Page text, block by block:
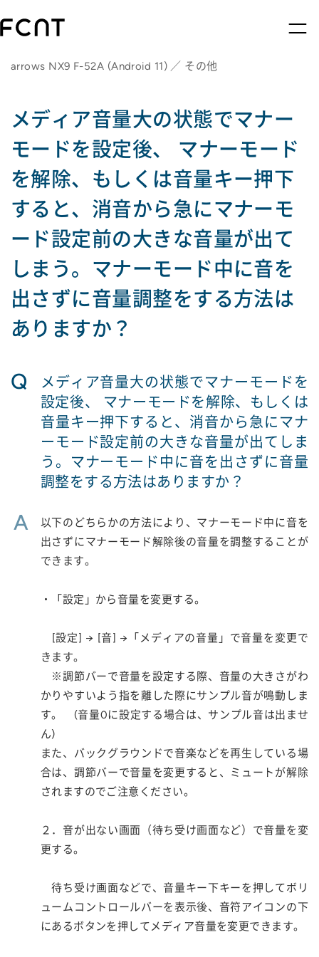
arrows NX9 F-52A (Android 11) ／ その他
メディア音量大の状態でマナー
モードを設定後、 マナーモード
を解除、もしくは音量キー押下
すると、消音から急にマナーモ
ード設定前の大きな音量が出て
しまう。マナーモード中に音を
出さずに音量調整をする方法は
ありますか？
Q
メディア音量大の状態でマナーモードを
設定後、 マナーモードを解除、もしくは
音量キー押下すると、消音から急にマナ
ーモード設定前の大きな音量が出てしま
う。マナーモード中に音を出さずに音量
調整をする方法はありますか？
A
以下のどちらかの方法により、マナーモード中に音を
出さずにマナーモード解除後の音量を調整することが
できます。
・「設定」から音量を変更する。
[設定] → [音] →「メディアの音量」で音量を変更で
きます。
※調節バーで音量を設定する際、音量の大きさがわ
かりやすいよう指を離した際にサンプル音が鳴動しま
す。 (音量0に設定する場合は、サンプル音は出ませ
ん)
また、バックグラウンドで音楽などを再生している場
合は、調節バーで音量を変更すると、ミュートが解除
されますのでご注意ください。
２．音が出ない画面（待ち受け画面など）で音量を変
更する。
待ち受け画面などで、音量キー下キーを押してボリ
ュームコントロールバーを表示後、音符アイコンの下
にあるボタンを押してメディア音量を変更できます。